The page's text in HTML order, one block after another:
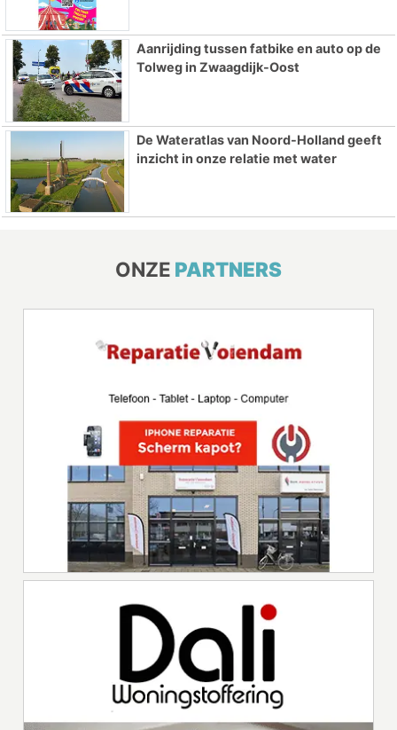
Aanrijding tussen fatbike en auto op de
Tolweg in Zwaagdijk-Oost
De Wateratlas van Noord-Holland geeft
inzicht in onze relatie met water
ONZE PARTNERS